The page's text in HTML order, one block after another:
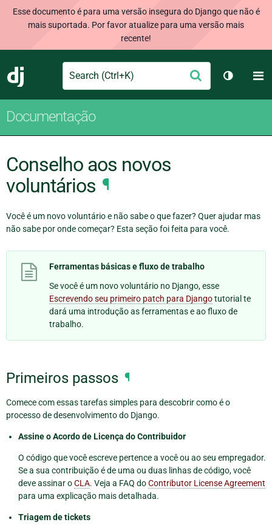
Esse documento é para uma versão insegura do Django que não é
mais suportada. Por favor atualize para uma versão mais
recente!
Django
Search Enviar
Alternar
Documentação
Conselho aos novos
voluntários ¶
Você é um novo voluntário e não sabe o que fazer? Quer ajudar mas
não sabe por onde começar? Esta seção foi feita para você.
Ferramentas básicas e fluxo de trabalho
Se você é um novo voluntário no Django, esse
Escrevendo seu primeiro patch para Djangotutorial te
dará uma introdução as ferramentas e ao fluxo de
trabalho.
Primeiros passos ¶
Comece com essas tarefas simples para descobrir como é o
processo de desenvolvimento do Django.
Assine o Acordo de Licença do Contribuidor
O código que você escreve pertence a você ou ao seu empregador.
Se a sua contribuição é de uma ou duas linhas de código, você
deve assinar oCLA. Veja a FAQ doContributor License Agreement
para uma explicação mais detalhada.
Triagem de tickets